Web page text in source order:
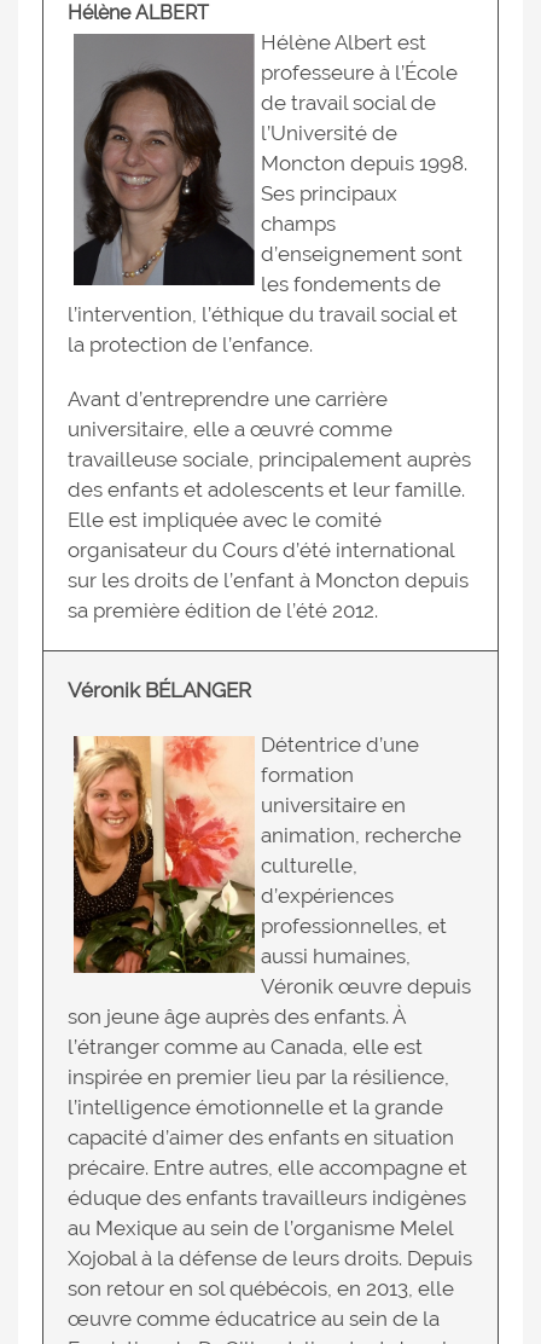
Hélène ALBERT
Hélène Albert est
professeure à l’École
de travail social de
l’Université de
Moncton depuis 1998.
Ses principaux
champs
d’enseignement sont
les fondements de
l’intervention, l’éthique du travail social et
la protection de l’enfance.
Avant d’entreprendre une carrière
universitaire, elle a œuvré comme
travailleuse sociale, principalement auprès
des enfants et adolescents et leur famille.
Elle est impliquée avec le comité
organisateur du Cours d’été international
sur les droits de l’enfant à Moncton depuis
sa première édition de l’été 2012.
Véronik BÉLANGER
Détentrice d’une
formation
universitaire en
animation, recherche
culturelle,
d’expériences
professionnelles, et
aussi humaines,
Véronik œuvre depuis
son jeune âge auprès des enfants. À
l’étranger comme au Canada, elle est
inspirée en premier lieu par la résilience,
l’intelligence émotionnelle et la grande
capacité d’aimer des enfants en situation
précaire. Entre autres, elle accompagne et
éduque des enfants travailleurs indigènes
au Mexique au sein de l’organisme Melel
Xojobal à la défense de leurs droits. Depuis
son retour en sol québécois, en 2013, elle
œuvre comme éducatrice au sein de la